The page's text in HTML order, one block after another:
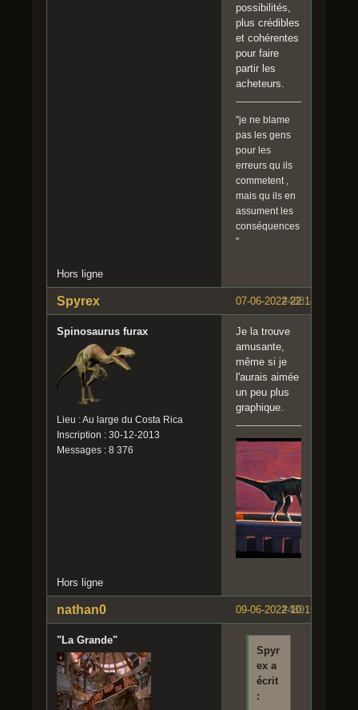
possibilités,
plus crédibles
et cohérentes
pour faire
partir les
acheteurs.
"je ne blame
pas les gens
pour les
erreurs qu ils
commetent ,
mais qu ils en
assument les
conséquences
"
Hors ligne
#488
07-06-2022 22:14:18
Spyrex
Spinosaurus furax
Lieu : Au large du Costa Rica
Inscription : 30-12-2013
Messages : 8 376
Je la trouve
amusante,
même si je
l'aurais aimée
un peu plus
graphique.
Hors ligne
#489
09-06-2022 10:19:44
nathan0
"La Grande"
Spyr
ex a
écrit
: